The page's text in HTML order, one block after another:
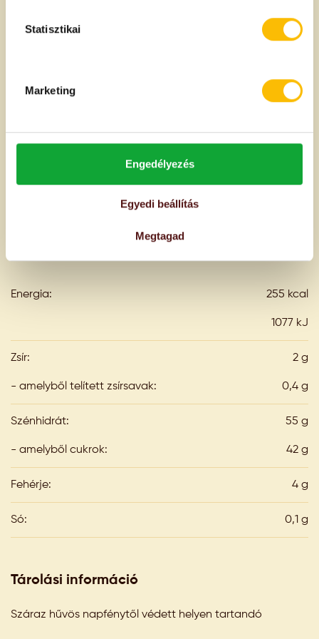
Statisztikai
Marketing
Engedélyezés
Egyedi beállítás
Megtagad
valamint rengeteg mindenre használható, a hab pedig
a tortán, hogy teljesen natúr, adalékmentes és egész
A termék származási helye
Energia: 255 kcal
1077 kJ
Zsír: 2 g
- amelyből telített zsírsavak: 0,4 g
Szénhidrát: 55 g
- amelyből cukrok: 42 g
Fehérje: 4 g
Só: 0,1 g
Tárolási információ
Száraz hűvös napfénytől védett helyen tartandó